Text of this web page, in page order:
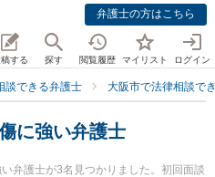
弁護士の方はこちら
する 探す 閲覧履歴 マイリスト ログイン
談できる弁護士 大阪市で法律相談で
に強い弁護士
弁護士が3名見つかりました。初回面談